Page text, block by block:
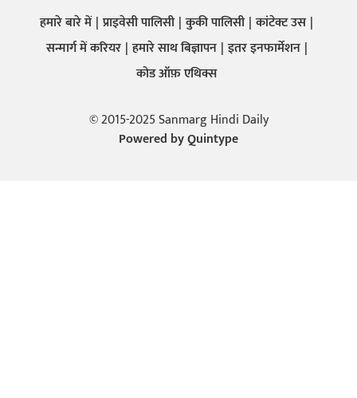
हमारे बारे में प्राइवेसी पालिसी कुकी पालिसी कांटेक्ट उस
सन्मार्ग में करियर हमारे साथ बिज्ञापन इतर इनफार्मेशन
कोड ऑफ़ एथिक्स
© 2015-2025 Sanmarg Hindi Daily
Powered byQuintype